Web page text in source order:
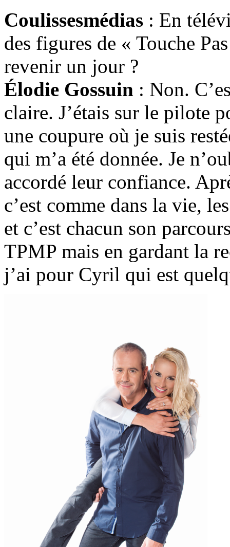
Coulissesmédias : En
des figures de « Touche
revenir un jour ?
Élodie Gossuin : Non.
claire. J’étais sur le pilote
une coupure où je suis
qui m’a été donnée. Je
accordé leur confiance.
c’est comme dans la vie,
et c’est chacun son
TPMP mais en gardant la
j’ai pour Cyril qui est